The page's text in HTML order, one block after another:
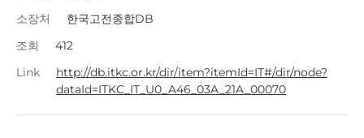
소장처
한국고전종합DB
조회
412
Link
http://db.itkc.or.kr/dir/item?itemId=IT#/dir/node?
dataId=ITKC_IT_U0_A46_03A_21A_00070